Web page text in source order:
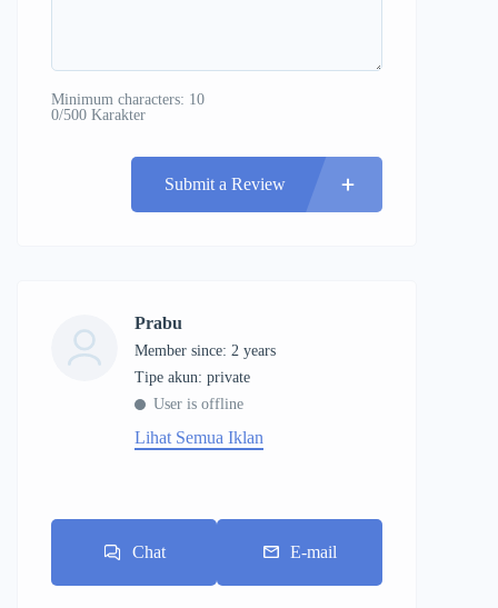
Minimum characters: 10
0/500 Karakter
Submit a Review
Prabu
Member since: 2 years
tipe akun: private
User is offline
Lihat Semua Iklan
Chat E-mail